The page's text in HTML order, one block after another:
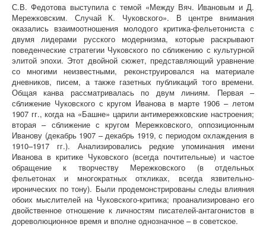
С.В. Федотова выступила с темой «Между Вяч. Ивановым и Д.
Мережковским. Случай К. Чуковского». В центре внимания
оказались взаимоотношения молодого критика-фельетониста с
двумя лидерами русского модернизма, которые раскрывают
поведенческие стратегии Чуковского по сближению с культурной
элитой эпохи. Этот двойной сюжет, представляющий уравнение
со многими неизвестными, реконструировался на материале
дневников, писем, а также газетных публикаций того времени.
Общая канва рассматривалась по двум линиям. Первая –
сближение Чуковского с кругом Иванова в марте 1906 – летом
1907 гг., когда на «Башне» царили антимережковские настроения;
вторая – сближение с кругом Мережковского, оппозиционным
Иванову (декабрь 1907 – декабрь 1919, с периодом охлаждения в
1910–1917 гг.). Анализировались редкие упоминания имени
Иванова в критике Чуковского (всегда почтительные) и частое
обращение к творчеству Мережковского (в отдельных
фельетонах и многократных откликах, всегда язвительно-
иронических по тону). Были продемонстрированы следы влияния
обоих мыслителей на Чуковского-критика; проанализировано его
двойственное отношение к личностям писателей-антагонистов в
дореволюционное время и вполне однозначное – в советское.